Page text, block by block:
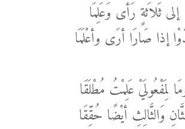
إلى ثَلاَثةٍ رَأى وَعَلِمَا
إذا صَارَا أرَى وأعْلَمَا
لِمَفْعُولَيْ عَلِمْتُ مُطْلَقَا
وَالثَّالِثِ أيْضًا حُقِّقَا